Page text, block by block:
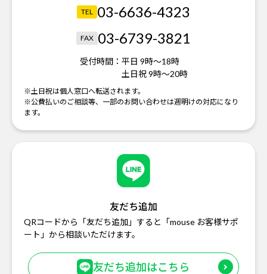
TEL 03-6636-4323
FAX 03-6739-3821
受付時間： 平日 9時～18時
土日祝 9時～20時
※土日祝は個人窓口へ転送されます。
※公費払いのご相談等、一部のお問い合わせは週明けの対応になり
ます。
友だち追加
QRコードから「友だち追加」すると「mouse お客様サポ
ート」から相談いただけます。
友だち追加はこちら